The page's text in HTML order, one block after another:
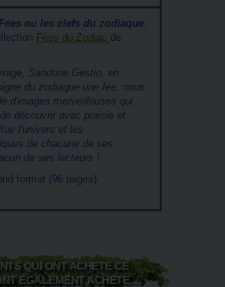
ou les clefs du zodiaque,
Fées du Zodiac de
Sandrine Gestin, en
du zodiaque une fée, nous
d'images merveilleuses qui
découvrir avec poésie et
l'univers et les
de chacune de ses
de ses lecteurs !
format (96 pages).
QUI ONT ACHETÉ CE
ÉGALEMENT ACHETÉ...